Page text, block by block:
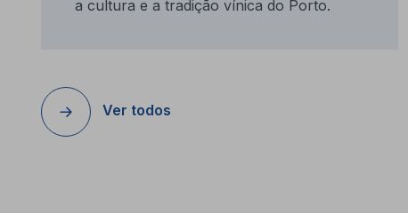
a cultura e a tradição vínica do Porto.
Ver todos